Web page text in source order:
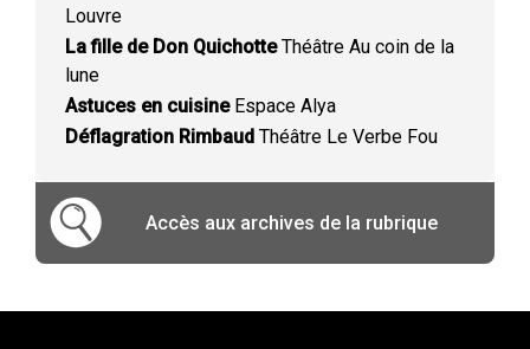
Louvre
La fille de Don QuichotteThéâtre Au coin de la
lune
Astuces en cuisineEspace Alya
Déflagration Rimbaud Théâtre Le Verbe Fou
Accès aux archives de la rubrique